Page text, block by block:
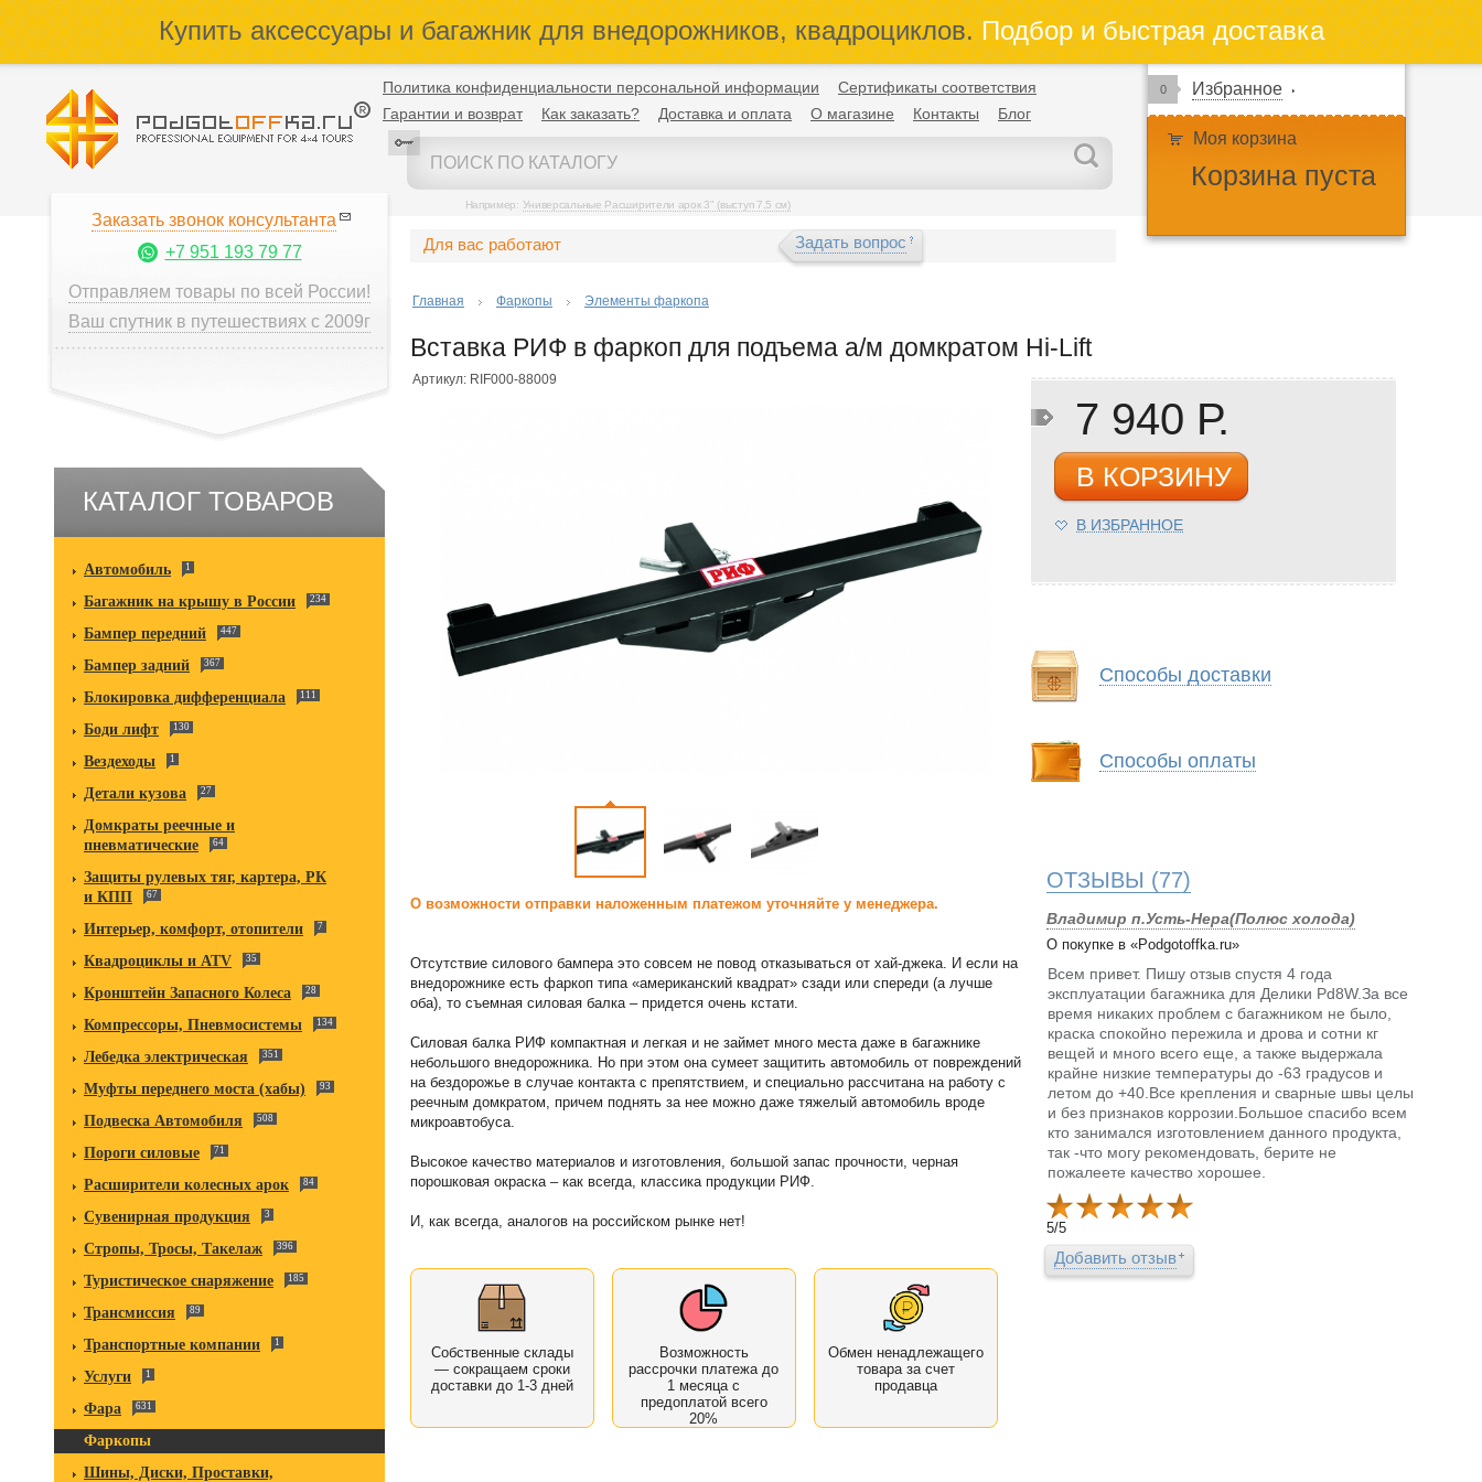
Купить аксессуары и багажник для внедорожников, квадроциклов.Подбор и быстрая доставка
Политика конфиденциальности персональной информации
Сертификаты соответствия
Гарантии и возврат
Как заказать? Доставка и оплата О магазине Контакты Блог
Например: Универсальные Расширители арок 3" (выступ 7,5 см)
0 Избранное
Моя корзина
Корзина пуста
Заказать звонок консультанта
+7 951 193 79 77
Отправляем товары по всей России!
Ваш спутник в путешествиях с 2009г
КАТАЛОГ ТОВАРОВ
Автомобиль 1
Багажник на крышу в России 234
Бампер передний 447
Бампер задний 367
Блокировка дифференциала 111
Боди лифт 130
Вездеходы 1
Детали кузова 27
Домкраты реечные и
пневматические
64
Защиты рулевых тяг, картера, РК
и КПП
67
Интерьер, комфорт, отопители 7
Квадроциклы и ATV 35
Кронштейн Запасного Колеса 28
Компрессоры, Пневмосистемы 134
Лебедка электрическая 351
Муфты переднего моста (хабы) 93
Подвеска Автомобиля 508
Пороги силовые 71
Расширители колесных арок 84
Сувенирная продукция 3
Стропы, Тросы, Такелаж 396
Туристическое снаряжение 185
Трансмиссия 89
Транспортные компании 1
Услуги 1
Фара 631
Фаркопы
Шины, Диски, Проставки,
Для вас работают Задать вопрос
Главная Фаркопы Элементы фаркопа
Вставка РИФ в фаркоп для подъема а/м домкратом Hi-Lift
Артикул: RIF000-88009
О возможности отправки наложенным платежом уточняйте у менеджера.
Отсутствие силового бампера это совсем не повод отказываться от хай-джека. И если на
внедорожнике есть фаркоп типа «американский квадрат» сзади или спереди (а лучше
оба), то съемная силовая балка – придется очень кстати.
Силовая балка РИФ компактная и легкая и не займет много места даже в багажнике
небольшого внедорожника. Но при этом она сумеет защитить автомобиль от повреждений
на бездорожье в случае контакта с препятствием, и специально рассчитана на работу с
реечным домкратом, причем поднять за нее можно даже тяжелый автомобиль вроде
микроавтобуса.
Высокое качество материалов и изготовления, большой запас прочности, черная
порошковая окраска – как всегда, классика продукции РИФ.
И, как всегда, аналогов на российском рынке нет!
Собственные склады
— сокращаем сроки
доставки до 1-3 дней
Возможность
рассрочки платежа до
1 месяца с
предоплатой всего
20%
Обмен ненадлежащего
товара за счет
продавца
7 940 Р.
В КОРЗИНУ
В ИЗБРАННОЕ
Способы доставки
Способы оплаты
ОТЗЫВЫ (77)
Владимир п.Усть-Нера(Полюс холода)
О покупке в «Podgotoffka.ru»
Всем привет. Пишу отзыв спустя 4 года
эксплуатации багажника для Делики Pd8W.За все
время никаких проблем с багажником не было,
краска спокойно пережила и дрова и сотни кг
вещей и много всего еще, а также выдержала
крайне низкие температуры до -63 градусов и
летом до +40.Все крепления и сварные швы целы
и без признаков коррозии.Большое спасибо всем
кто занимался изготовлением данного продукта,
так -что могу рекомендовать, берите не
пожалеете качество хорошее.
5/5
Добавить отзыв